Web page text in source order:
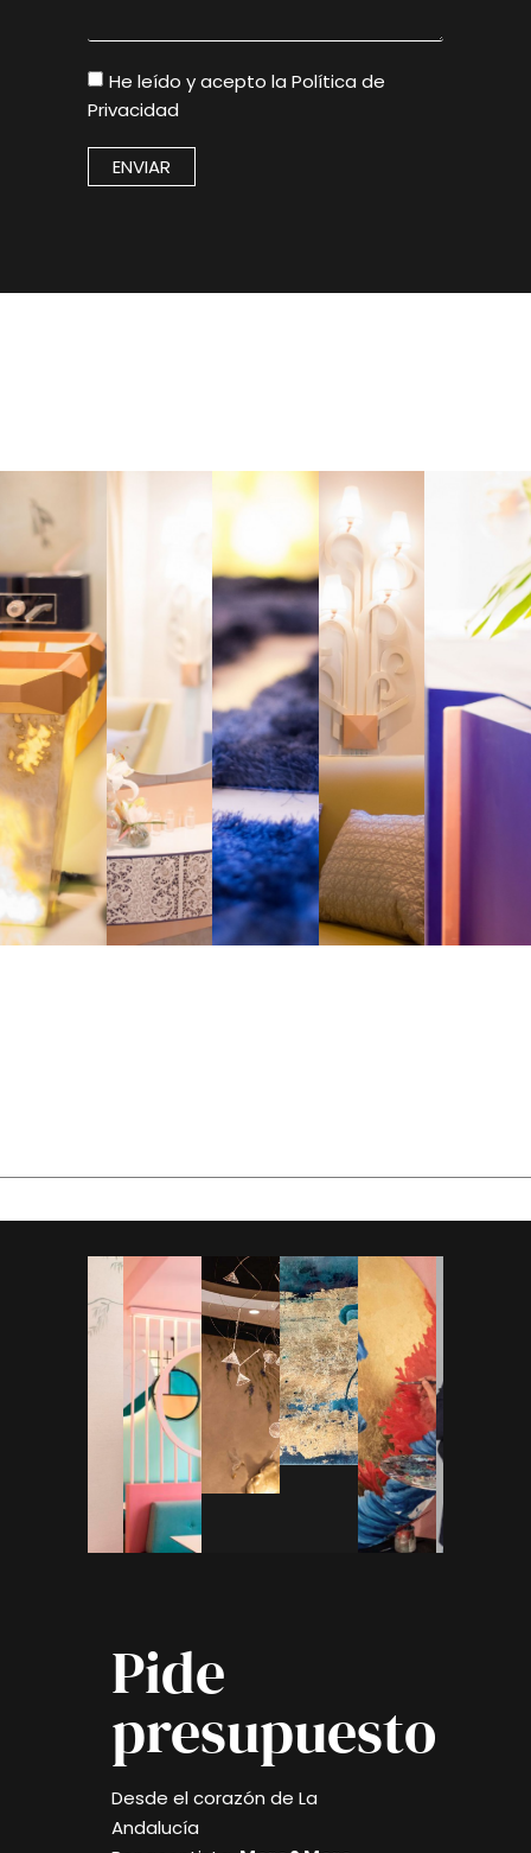
He leído y acepto la Política de
Privacidad
ENVIAR
Pide
presupuesto
Desde el corazón de La
Andalucía